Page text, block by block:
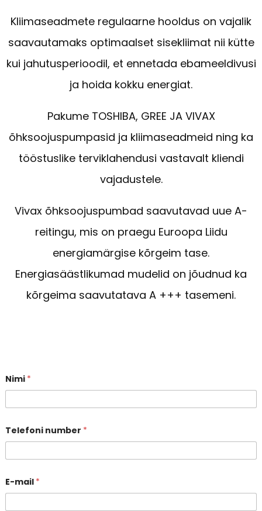
Kliimaseadmete regulaarne hooldus on vajalik
saavautamaks optimaalset sisekliimat nii kütte
kui jahutusperioodil, et ennetada ebameeldivusi
ja hoida kokku energiat.
Pakume TOSHIBA, GREE JA VIVAX
õhksoojuspumpasid ja kliimaseadmeid ning ka
tööstuslike terviklahendusi vastavalt kliendi
vajadustele.
Vivax õhksoojuspumbad saavutavad uue A-
reitingu, mis on praegu Euroopa Liidu
energiamärgise kõrgeim tase.
Energiasäästlikumad mudelid on jõudnud ka
kõrgeima saavutatava A +++ tasemeni.
Nimi *
Telefoni number *
E-mail *